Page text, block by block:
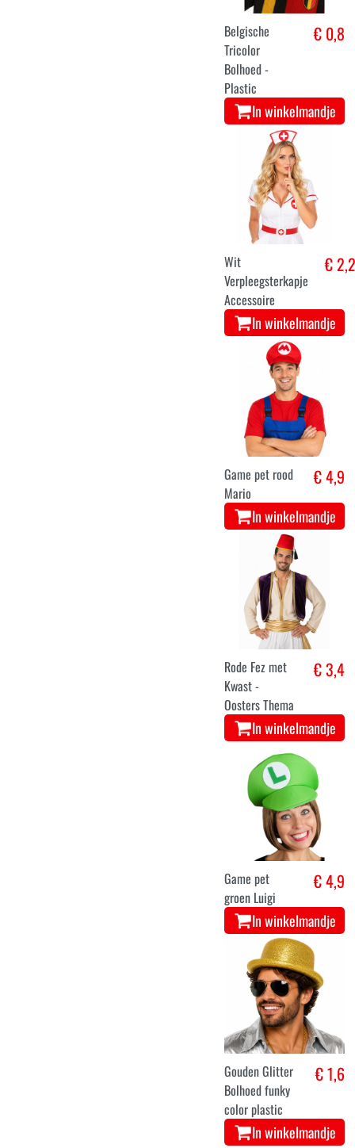
Belgische
Tricolor
Bolhoed -
Plastic
€ 0,8
In winkelmandje
Wit
Verpleegsterkapje
Accessoire
€
In winkelmandje
Game pet rood
Mario
€ 4,9
In winkelmandje
Rode Fez met
Kwast -
Oosters Thema
€ 3,4
In winkelmandje
Game pet
groen Luigi
€ 4,9
In winkelmandje
Gouden Glitter
Bolhoed funky
color plastic
€ 1,6
In winkelmandje